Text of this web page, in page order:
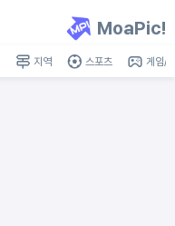
MoaPic!
지역 스포츠 게임/